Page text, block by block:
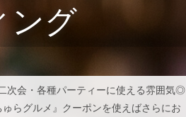
ング
次会・各種パーティーに使える雰囲気◎
らグルメ』クーポンを使えばさらにお